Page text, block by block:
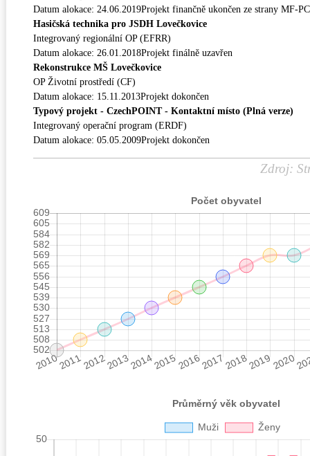
Datum alokace: 24.06.2019Projekt finančně ukončen ze strany MF-
Hasičská technika pro JSDH Lovečkovice
Integrovaný regionální OP (EFRR)
Datum alokace: 26.01.2018Projekt finálně uzavřen
Rekonstrukce MŠ Lovečkovice
OP Životní prostředí (CF)
Datum alokace: 15.11.2013Projekt dokončen
Typový projekt - CzechPOINT - Kontaktní místo (Plná verze)
Integrovaný operační program (ERDF)
Datum alokace: 05.05.2009Projekt dokončen
Zdroj: